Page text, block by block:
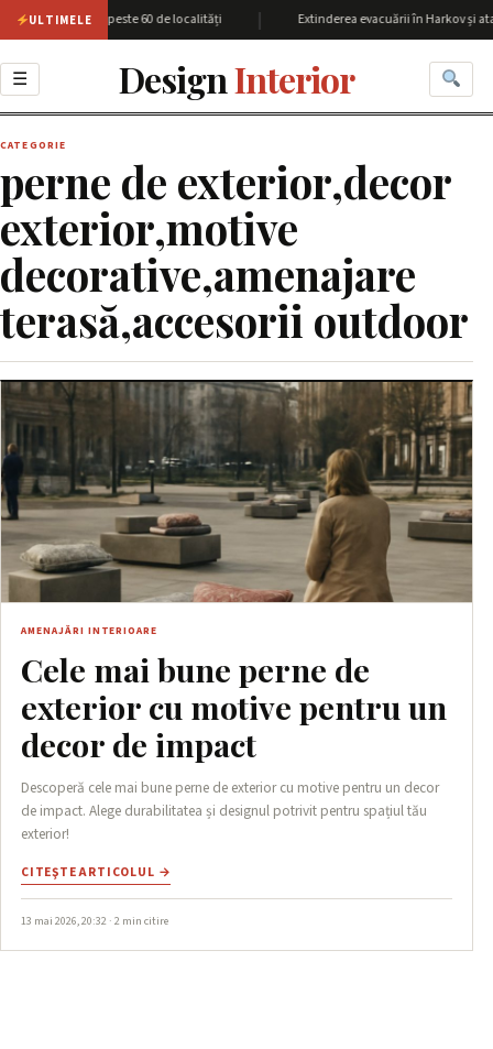
ULTIMELE
Harkov cu peste 60 de localități Extinderea evacuării în Harkov și
☰ DesignInterior
CATEGORIE
perne de exterior,decor
exterior,motive
decorative,amenajare
terasă,accesorii outdoor
AMENAJĂRI INTERIOARE
Cele mai bune perne de
exterior cu motive pentru un
decor de impact
Descoperă cele mai bune perne de exterior cu motive pentru un decor
de impact. Alege durabilitatea și designul potrivit pentru spațiul tău
exterior!
CITEŞTE ARTICOLUL →
13 mai 2026, 20:32 · 2 min citire